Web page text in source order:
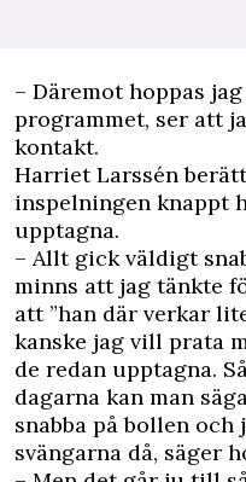
– Däremot hoppas
programmet, ser att
kontakt.
Harriet Larssén
inspelningen knappt
upptagna.
– Allt gick väldigt
minns att jag tänkte
att ”han där verkar
kanske jag vill prata
de redan upptagna.
dagarna kan man
snabba på bollen och
svängarna då, säger